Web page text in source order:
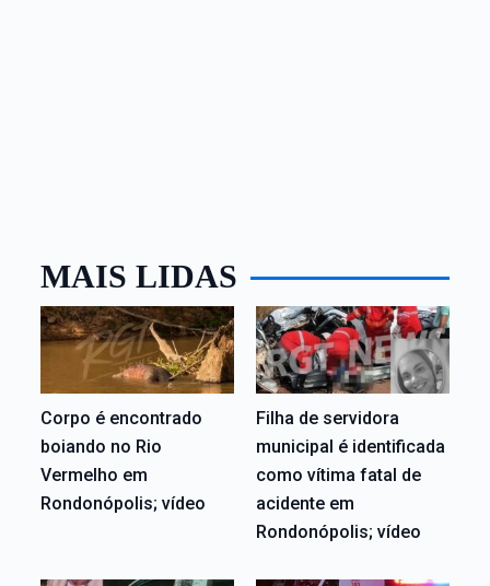
MAIS LIDAS
Corpo é encontrado
boiando no Rio
Vermelho em
Rondonópolis; vídeo
Filha de servidora
municipal é identificada
como vítima fatal de
acidente em
Rondonópolis; vídeo